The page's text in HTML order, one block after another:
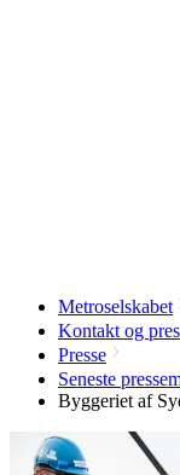
Metroselskabet
Kontakt og
Presse
Seneste
Byggeriet af